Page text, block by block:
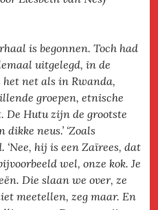
is begonnen. Toch had
uitgelegd, in de
het net als in Rwanda,
groepen, etnische
De Hutu zijn de grootste
neus.’ ‘Zoals
‘Nee, hij is een Zaïrees, dat
wel, onze kok. Je
Die slaan we over, ze
meetellen, zeg maar. En